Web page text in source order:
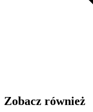
Zobacz również